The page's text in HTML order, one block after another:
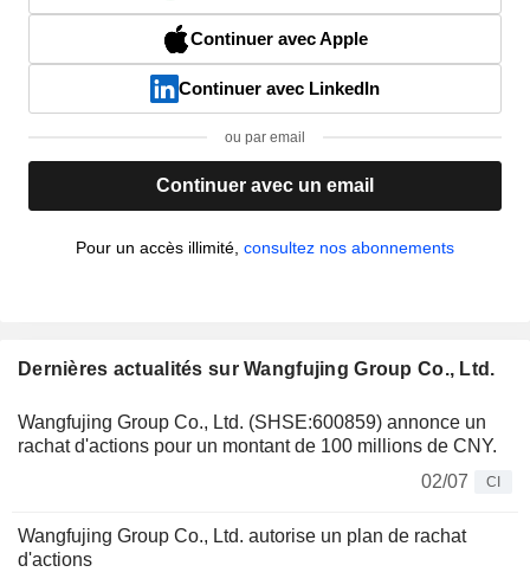
Continuer avec Apple
Continuer avec LinkedIn
ou par email
Continuer avec un email
Pour un accès illimité, consultez nos abonnements
Dernières actualités sur Wangfujing Group Co., Ltd.
Wangfujing Group Co., Ltd. (SHSE:600859) annonce un
rachat d'actions pour un montant de 100 millions de CNY.
02/07
CI
Wangfujing Group Co., Ltd. autorise un plan de rachat
d'actions